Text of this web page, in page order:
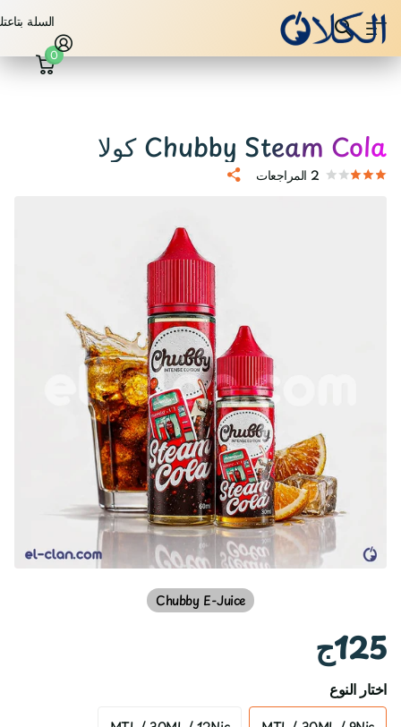
السلة
0
Chubby Steam Cola كولا
2 المراجعات
Chubby E-Juice
125ج
اختار النوع